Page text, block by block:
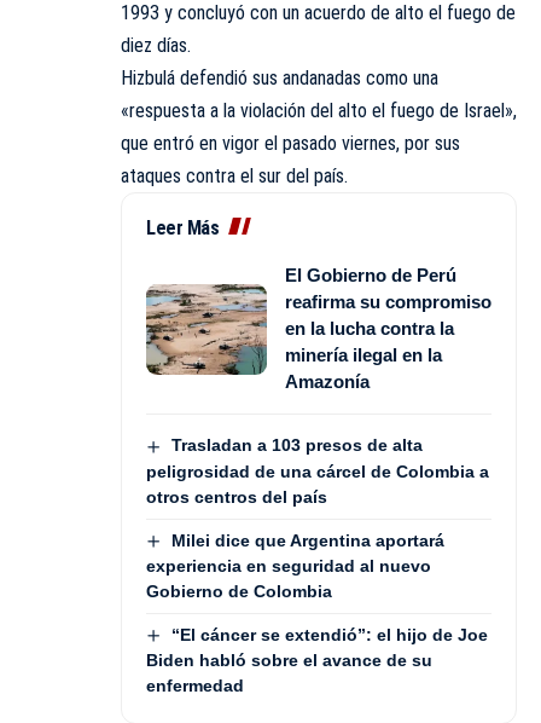
1993 y concluyó con un acuerdo de alto el fuego de
diez días.
Hizbulá defendió sus andanadas como una
«respuesta a la violación del alto el fuego de Israel»,
que entró en vigor el pasado viernes, por sus
ataques contra el sur del país.
Leer Más
El Gobierno de Perú
reafirma su compromiso
en la lucha contra la
minería ilegal en la
Amazonía
Trasladan a 103 presos de alta
peligrosidad de una cárcel de Colombia a
otros centros del país
Milei dice que Argentina aportará
experiencia en seguridad al nuevo
Gobierno de Colombia
“El cáncer se extendió”: el hijo de Joe
Biden habló sobre el avance de su
enfermedad